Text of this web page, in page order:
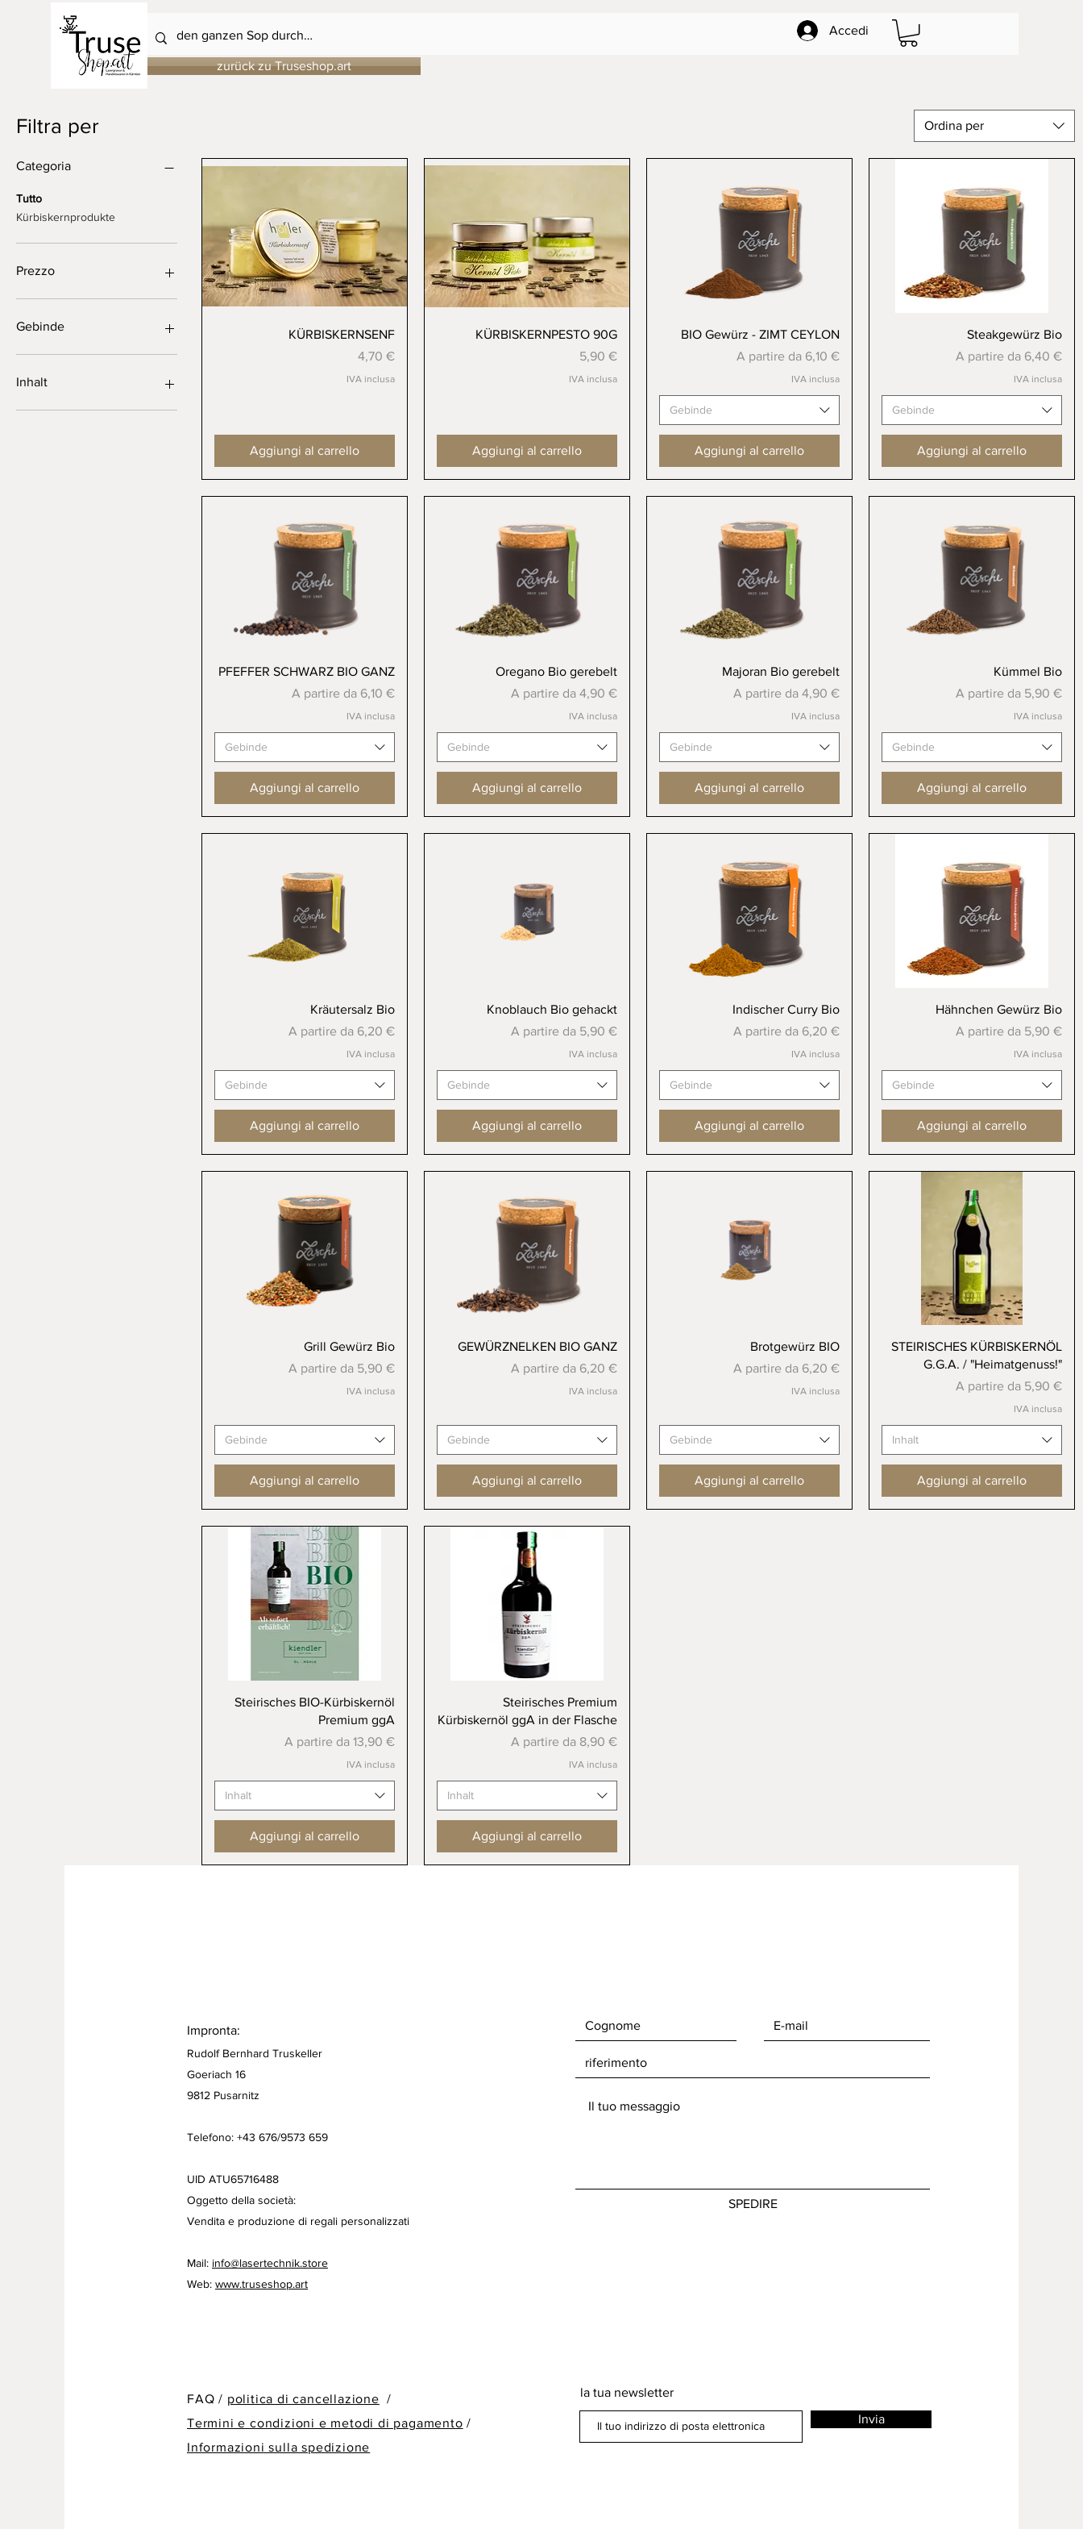
Accedi
zurück zu Truseshop.art
Filtra per
Categoria
Tutto
Kürbiskernprodukte
Prezzo
Gebinde
Gefäß
Nachfüllpackung
Inhalt
0.1l
Ordina per
Vista rapida
KÜRBISKERNSENF
Prezzo
4,70 €
IVA inclusa
Aggiungi al carrello
Vista rapida
KÜRBISKERNPESTO 90G
Prezzo
5,90 €
IVA inclusa
Aggiungi al carrello
Vista rapida
BIO Gewürz - ZIMT CEYLON
A partire da 6,10 €
Prezzo scontato
IVA inclusa
Gebinde
Aggiungi al carrello
Vista rapida
Steakgewürz Bio
A partire da 6,40 €
Prezzo scontato
IVA inclusa
Gebinde
Aggiungi al carrello
Vista rapida
PFEFFER SCHWARZ BIO GANZ
A partire da 6,10 €
Prezzo scontato
IVA inclusa
Gebinde
Aggiungi al carrello
Vista rapida
Oregano Bio gerebelt
A partire da 4,90 €
Prezzo scontato
IVA inclusa
Gebinde
Aggiungi al carrello
Vista rapida
Majoran Bio gerebelt
A partire da 4,90 €
Prezzo scontato
IVA inclusa
Gebinde
Aggiungi al carrello
Vista rapidaKümmel Bio
A partire da 5,90 €
Prezzo scontato
IVA inclusa
Gebinde
Aggiungi al carrello
Vista rapidaKräutersalz Bio
A partire da 6,20 €
Prezzo scontato
IVA inclusa
Gebinde
Aggiungi al carrello
Vista rapida
Knoblauch Bio gehackt
A partire da 5,90 €
Prezzo scontato
IVA inclusa
Gebinde
Aggiungi al carrello
Vista rapida
Indischer Curry Bio
A partire da 6,20 €
Prezzo scontato
IVA inclusa
Gebinde
Aggiungi al carrello
Vista rapida
Hähnchen Gewürz Bio
A partire da 5,90 €
Prezzo scontato
IVA inclusa
Gebinde
Aggiungi al carrello
Vista rapida
Grill Gewürz Bio
A partire da 5,90 €
Prezzo scontato
IVA inclusa
Gebinde
Aggiungi al carrello
Vista rapida
GEWÜRZNELKEN BIO GANZ
A partire da 6,20 €
Prezzo scontato
IVA inclusa
Gebinde
Aggiungi al carrello
Vista rapidaBrotgewürz BIO
A partire da 6,20 €
Prezzo scontato
IVA inclusa
Gebinde
Aggiungi al carrello
Vista rapida
STEIRISCHES KÜRBISKERNÖL
G.G.A. / "Heimatgenuss!"
A partire da 5,90 €
Prezzo scontato
IVA inclusa
Inhalt
Aggiungi al carrello
Vista rapida
Steirisches BIO-Kürbiskernöl
Premium ggA
A partire da 13,90 €
Prezzo scontato
IVA inclusa
Inhalt
Aggiungi al carrello
Vista rapida
Steirisches Premium
Kürbiskernöl ggA in der Flasche
A partire da 8,90 €
Prezzo scontato
IVA inclusa
Inhalt
Aggiungi al carrello
Impronta:
Rudolf Bernhard Truskeller
Goeriach 16
9812 Pusarnitz
Telefono: +43 676/9573 659
UID ATU65716488
Oggetto della società:
Vendita e produzione di regali personalizzati
Mail: info@lasertechnik.store
Web: www.truseshop.art
SPEDIRE
FAQ / politica di cancellazione
/
Termini e condizioni e metodi di pagamento /
Informazioni sulla spedizione
la tua newsletter
Invia